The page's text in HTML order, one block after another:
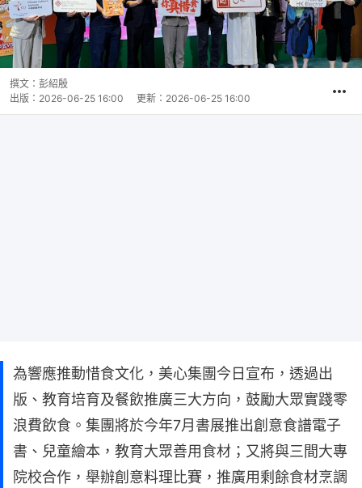
撰文： 彭紹殷
出版： 2026-06-25 16:00 更新： 2026-06-25 16:00
為響應推動惜食文化，美心集團今日宣布，透過出
版、教育培育及餐飲推廣三大方向，鼓勵大眾實踐零
浪費飲食。集團將於今年7月書展推出創意食譜電子
書、兒童繪本，教育大眾善用食材；又將與三間大專
院校合作，舉辦創意料理比賽，推廣用剩餘食材烹調